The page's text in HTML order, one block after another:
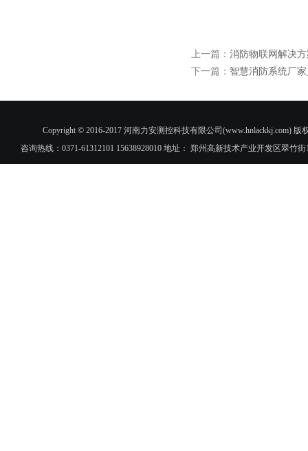
上一篇： 消防物联网解决
下一篇： 智慧消防系统厂
Copyright © 2016-2017 河南力安测控科技有限公司(www.hnlackkj.com)
咨询热线：0371-61312101 15638928010 地址： 郑州高新技术产业开发区翠竹